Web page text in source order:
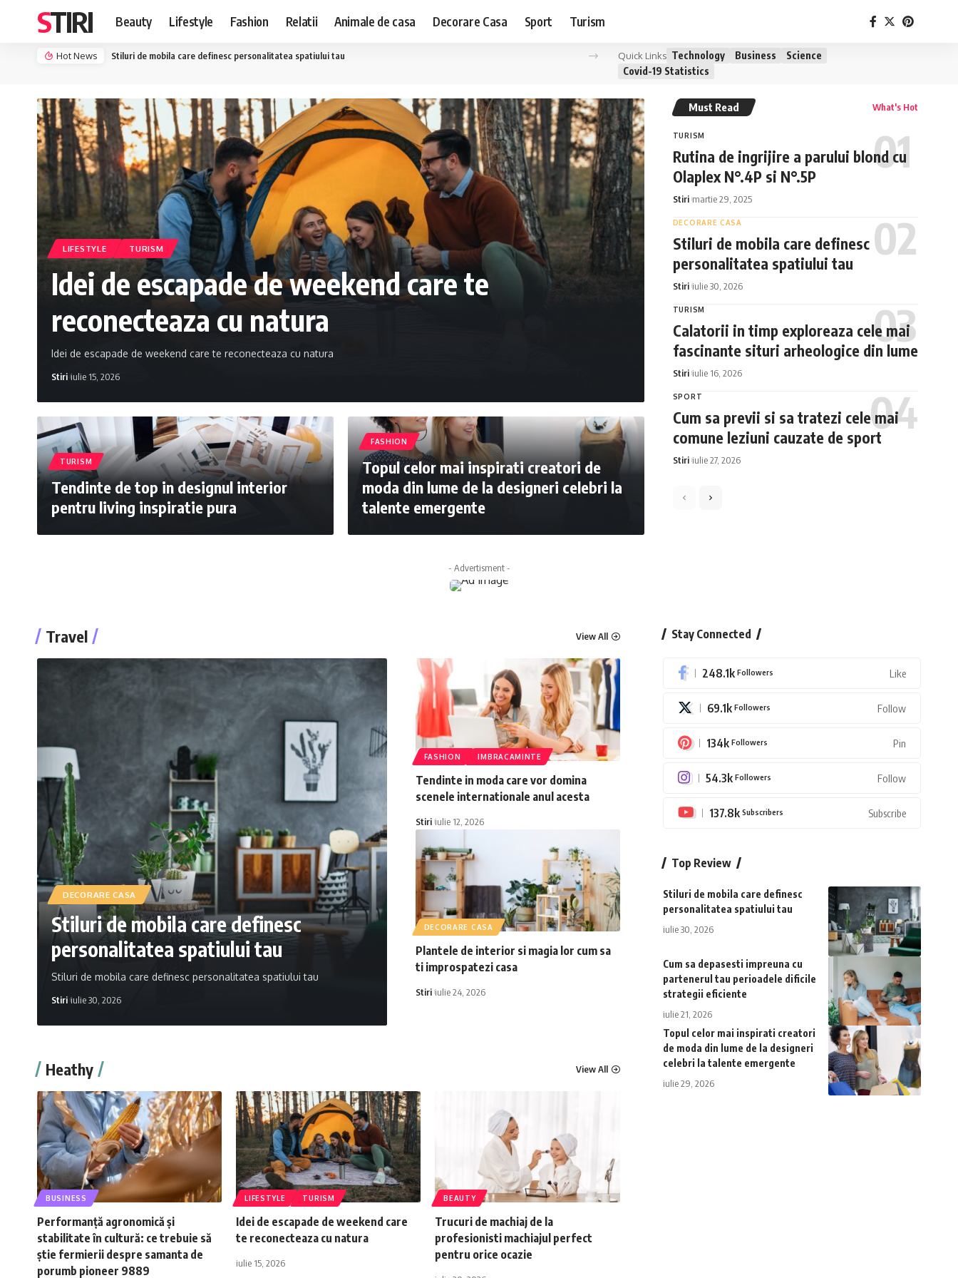
STIRI Beauty Lifestyle Fashion Relatii Animale de casa Decorare Casa Sport Turism
Hot News Topul celor mai inspirati creatori de moda din lume de la designeri celebri la talente emergente Quick Links Technology Business
Science
Covid-19 Statistics
LIFESTYLE TURISM
Idei de escapade de weekend care te
reconecteaza cu natura
Idei de escapade de weekend care te reconecteaza cu natura
Stiri iulie 15, 2026
TURISM
Tendinte de top in designul interior
pentru living inspiratie pura
FASHION
Topul celor mai inspirati creatori de
moda din lume de la designeri celebri la
talente emergente
Must Read What's Hot
TURISM
Rutina de ingrijire a parului blond cu
Olaplex N°.4P si N°.5P
Stiri martie 29, 2025
DECORARE CASA
Stiluri de mobila care definesc
personalitatea spatiului tau
Stiri iulie 30, 2026
TURISM
Calatorii in timp exploreaza cele mai
fascinante situri arheologice din lume
Stiri iulie 16, 2026
SPORT
Cum sa previi si sa tratezi cele mai
comune leziuni cauzate de sport
Stiri iulie 27, 2026
- Advertisment -
Travel View All
DECORARE CASA
Stiluri de mobila care definesc
personalitatea spatiului tau
Stiluri de mobila care definesc personalitatea spatiului tau
Stiri iulie 30, 2026
FASHION IMBRACAMINTE
Tendinte in moda care vor domina
scenele internationale anul acesta
Stiri iulie 12, 2026
DECORARE CASA
Plantele de interior si magia lor cum sa
ti improspatezi casa
Stiri iulie 24, 2026
Heathy View All
BUSINESS
Performanță agronomică și
stabilitate în cultură: ce trebuie să
știe fermierii despre samanta de
porumb pioneer 9889
LIFESTYLE TURISM
Idei de escapade de weekend care
te reconecteaza cu natura
iulie 15, 2026
BEAUTY
Trucuri de machiaj de la
profesionisti machiajul perfect
pentru orice ocazie
Stay Connected
248.1k Followers Like
69.1k Followers Follow
134k Followers Pin
54.3k Followers Follow
137.8k Subscribers Subscribe
Top Review
Stiluri de mobila care definesc
personalitatea spatiului tau
iulie 30, 2026
Cum sa depasesti impreuna cu
partenerul tau perioadele dificile
strategii eficiente
iulie 21, 2026
Topul celor mai inspirati creatori
de moda din lume de la designeri
celebri la talente emergente
iulie 29, 2026